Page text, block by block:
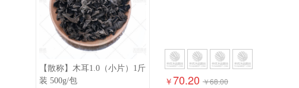
【散称】木耳1.0（小片）1斤
装 500g/包
￥70.20 ￥68.00